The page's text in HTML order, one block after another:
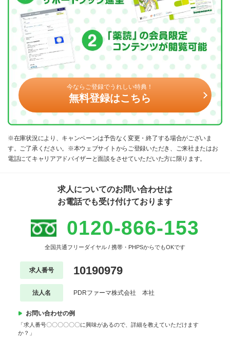
今ならご登録でうれしい特典！
無料登録はこちら
※在庫状況により、キャンペーンは予告なく変更・終了する場合がございま
す。ご了承ください。※本ウェブサイトからご登録いただき、ご来社またはお
電話にてキャリアアドバイザーと面談をさせていただいた方に限ります。
求人についてのお問い合わせは
お電話でも受け付けております
0120-866-153
全国共通フリーダイヤル / 携帯・PHPSからでもOKです
求人番号 10190979
法人名 PDRファーマ株式会社 本社
お問い合わせの例
「求人番号〇〇〇〇〇〇に興味があるので、詳細を教えていただけます
か？」